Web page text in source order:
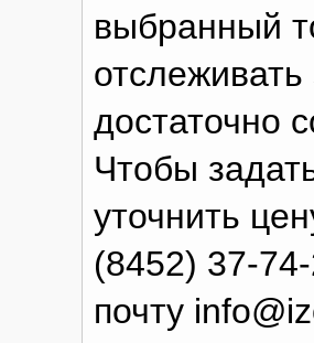
выбранный
достаточно
Чтобы
уточнить
(8452) 37-
почту